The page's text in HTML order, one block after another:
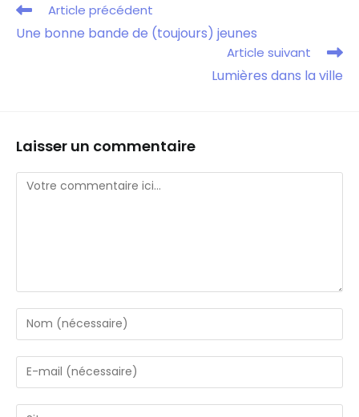
Article précédent
Une bonne bande de (toujours) jeunes
Article suivant
Lumières dans la ville
Laisser un commentaire